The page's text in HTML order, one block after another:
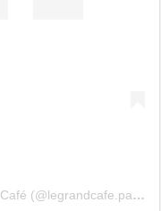
Une publication partagée par Le Grand Café (@legrandcafe.paris)